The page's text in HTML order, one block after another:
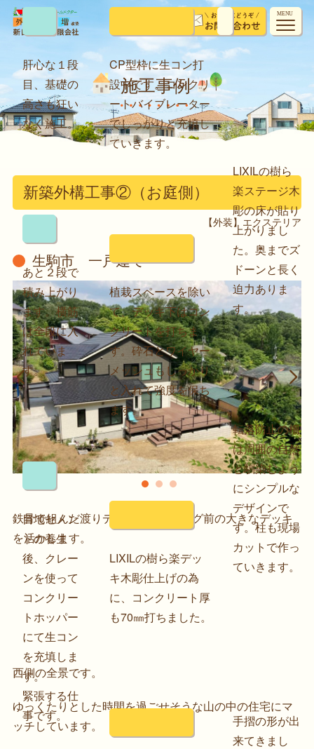
MENU
施工事例
新築外構工事②（お庭側）
【外装】エクステリア
生駒市 一戸建て
Previous Next
鉄骨で組んだ渡りデッキが、リビング前の大きなデッキ
を活かします。
西側の全景です。
ゆっくたりとした時間を過ごせそうな山の中の住宅にマ
ッチしています。
肝心な１段
目、基礎の
高さも狂い
なく施工。
あと２段で
積み上がり
ます。横筋
は全段に入
れていま
す。
目地セメン
トの養生
後、クレー
ンを使って
コンクリー
トホッパー
にて生コン
を充填しま
す。
緊張する仕
事です。
CP型枠に生コン打
設中です。コンクリ
ートバイブレーター
でしっかりと充填し
ていきます。
植栽スペースを除い
て、デッキ下はコン
クリートを打ちま
す。砕石とワイヤー
メッシュもしっかり
と入れて強度を保ち
ます。
LIXILの樹ら楽デッ
キ木彫仕上げの為
に、コンクリート厚
も70㎜打ちました。
LIXILの樹ら
楽ステージ木
彫の床が貼り
上がりまし
た。奥までズ
ドーンと長く
迫力ありま
す。
転落防止の柵
は周囲の自然
と馴染むよう
にシンプルな
デザインで
す。柱も現場
カットで作っ
ていきます。
手摺の形が出
来てきまし